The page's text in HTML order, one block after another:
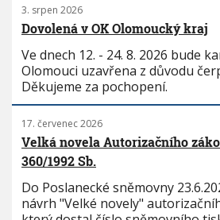
3. srpen 2026
Dovolená v OK Olomoucký kraj
Ve dnech 12. - 24. 8. 2026 bude
Olomouci uzavřena z důvodu
Děkujeme za pochopení.
17. červenec 2026
Velká novela Autorizačního
360/1992 Sb.
Do Poslanecké sněmovny
návrh "Velké novely"